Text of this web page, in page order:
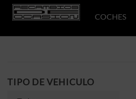
COCHES
TIPO DE VEHICULO